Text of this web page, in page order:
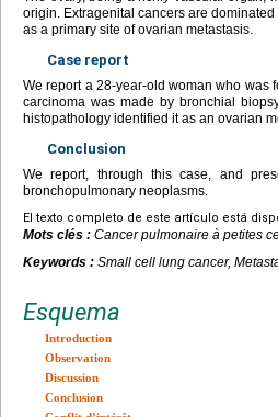
origin. Extragenital cancers are
as a primary site of ovarian metastasis.
Case report
We report a 28-year-old woman who was
carcinoma was made by bronchial
histopathology identified it as an ovarian
Conclusion
We report, through this case, and
bronchopulmonary neoplasms.
El texto completo de este artículo está
Mots clés : Cancer pulmonaire à petites
Keywords : Small cell lung cancer,
Esquema
Introduction
Observation
Discussion
Conclusion